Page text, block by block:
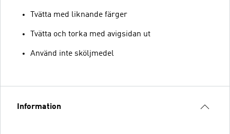
Tvätta med liknande färger
Tvätta och torka med avigsidan ut
Använd inte sköljmedel
Information